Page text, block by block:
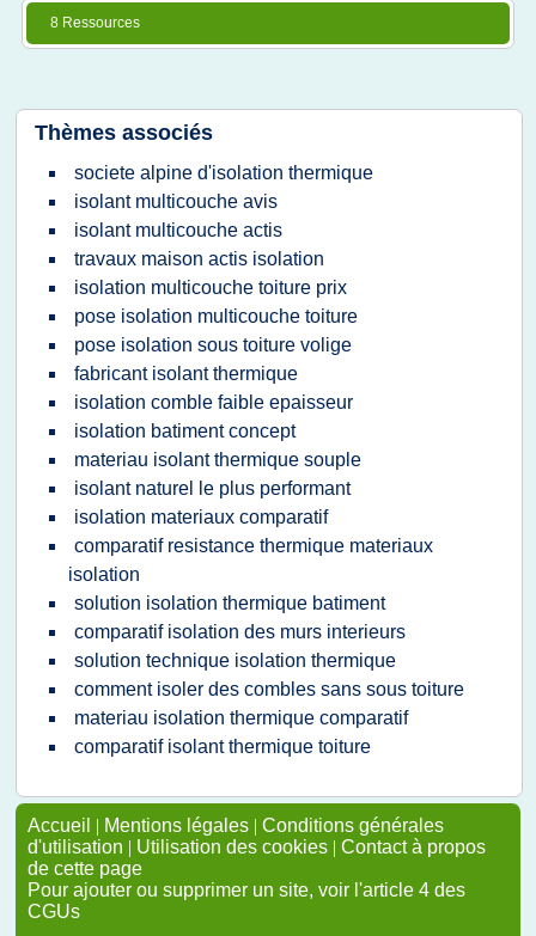
8 Ressources
Thèmes associés
societe alpine d'isolation thermique
isolant multicouche avis
isolant multicouche actis
travaux maison actis isolation
isolation multicouche toiture prix
pose isolation multicouche toiture
pose isolation sous toiture volige
fabricant isolant thermique
isolation comble faible epaisseur
isolation batiment concept
materiau isolant thermique souple
isolant naturel le plus performant
isolation materiaux comparatif
comparatif resistance thermique materiaux
isolation
solution isolation thermique batiment
comparatif isolation des murs interieurs
solution technique isolation thermique
comment isoler des combles sans sous toiture
materiau isolation thermique comparatif
comparatif isolant thermique toiture
Accueil | Mentions légales | Conditions générales
d'utilisation | Utilisation des cookies | Contact à propos
de cette page
Pour ajouter ou supprimer un site, voir l'article 4 des
CGUs